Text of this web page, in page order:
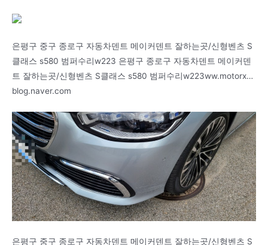
은평구 중구 종로구 자동차덴트 메이커덴트 잘하는곳/신형벤츠 S
클래스 s580 범퍼수리w223 은평구 종로구 자동차덴트 메이커덴
트 잘하는곳/신형벤츠 S클래스 s580 범퍼수리w223ww.motorx…
blog.naver.com
은평구 중구 종로구 자동차덴트 메이커덴트 잘하는곳/신형벤츠 S